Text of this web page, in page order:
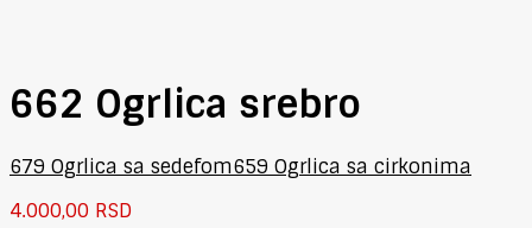
662 Ogrlica srebro
679 Ogrlica sa sedefom659 Ogrlica sa cirkonima
4.000,00 RSD